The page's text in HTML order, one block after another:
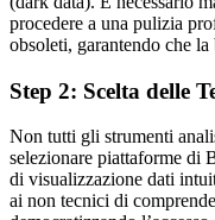
procedere a una pulizia
obsoleti, garantendo che
Step 2: Scelta delle
Non tutti gli strumenti
selezionare piattaforme di
di visualizzazione dati
ai non tecnici di